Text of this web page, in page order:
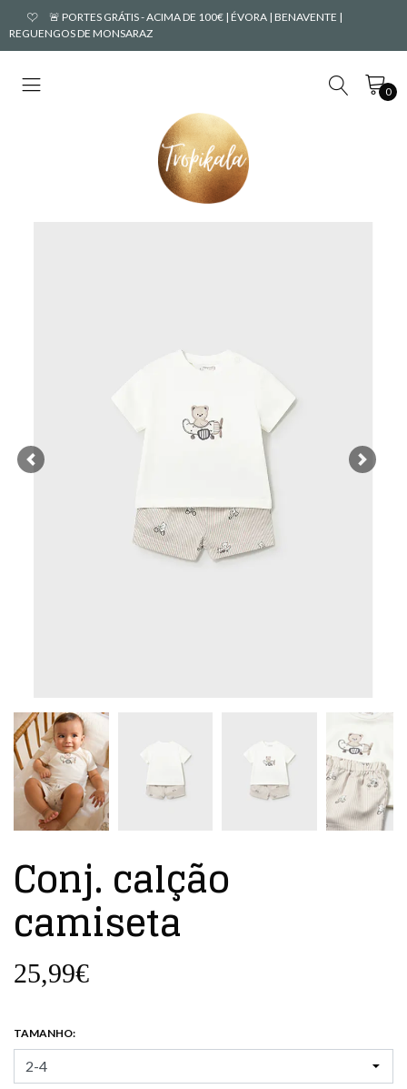
🚨 PORTES GRÁTIS - ACIMA DE 100€ | ÉVORA | BENAVENTE |
REGUENGOS DE MONSARAZ
0
Previous Next
Conj. calção
camiseta
25,99€
TAMANHO: